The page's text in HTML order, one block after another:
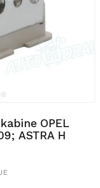
OPEL
ASTRA H
A (T98), 99-05;